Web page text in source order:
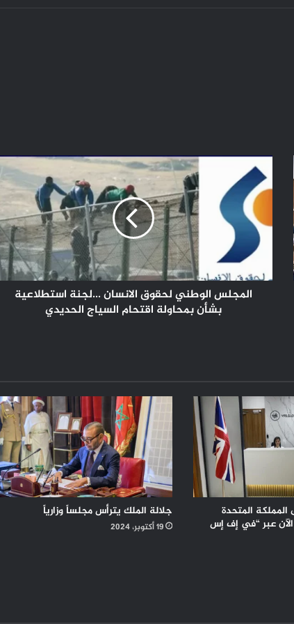
المجلس
الوطني
لحقوق
الانسان
...لجنة
استطلاعية
بشأن
بمحاولة
اقتحام
السياجالمجلس الوطني لحقوق الانسان ...لجنة استطلاعية
بشأن بمحاولة اقتحام السياج الحديدي
المملكة المتحدة
عبر “في إف إس
جلالة الملك يترأس مجلساً وزارياً
19 أكتوبر، 2024